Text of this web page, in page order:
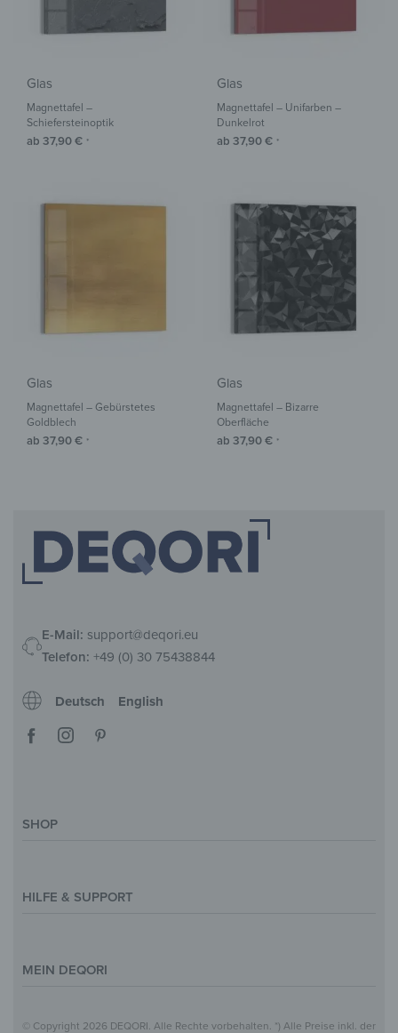
Glas
Magnettafel –
Schiefersteinoptik
ab 37,90€ *
Glas
Magnettafel – Unifarben –
Dunkelrot
ab 37,90€ *
Glas
Magnettafel – Gebürstetes
Goldblech
ab 37,90€ *
Glas
Magnettafel – Bizarre
Oberfläche
ab 37,90€ *
E-Mail: support@deqori.eu
Telefon: +49 (0) 30 75438844
Deutsch English
SHOP
Motive & Themenwelt
HILFE & SUPPORT
Hilfe & FAQ
Vertrag widerrufen
MEIN DEQORI
Über Uns
© Copyright 2026 DEQORI. Alle Rechte vorbehalten. *) Alle Preise inkl. der